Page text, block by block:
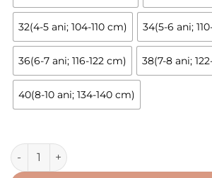
32(4-5 ani; 104-110 cm) 34(5-6 ani;
36(6-7 ani; 116-122 cm) 38(7-8 ani;
40(8-10 ani; 134-140 cm)
Cantitate Trening 2-3luni-8 ani, hanorac